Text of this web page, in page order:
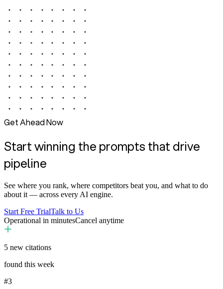
Get Ahead Now
Start winning the prompts that drive
pipeline
See where you rank, where competitors beat you, and what to do
about it — across every AI engine.
Start Free TrialTalk to Us
Operational in minutesCancel anytime
5 new citations
found this week
#3